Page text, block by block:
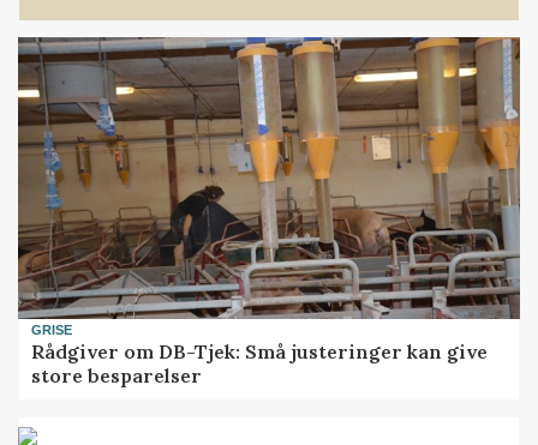
GRISE
Rådgiver om DB-Tjek: Små justeringer kan give
store besparelser